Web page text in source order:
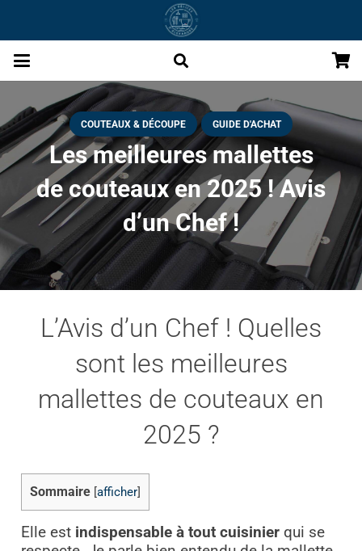
COUTEAUX & DÉCOUPE GUIDE D'ACHAT
Les meilleures mallettes
de couteaux en 2025 ! Avis
d’un Chef !
L’Avis d’un Chef ! Quelles
sont les meilleures
mallettes de couteaux en
2025 ?
Sommaire afficher]
Elle est indispensable à tout cuisinierqui se